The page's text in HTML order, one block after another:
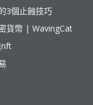
3個止蝕技巧
貨幣 | WavingCat
nft